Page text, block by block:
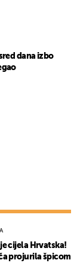
dana izbo
cijela Hrvatska!
projurila špicom